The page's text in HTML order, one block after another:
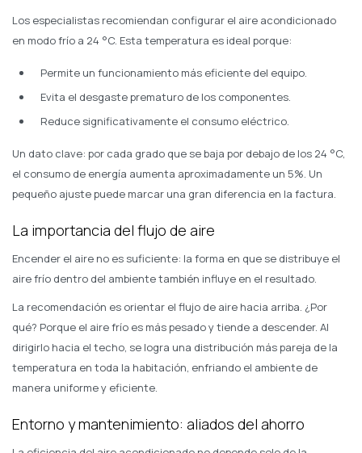
Los especialistas recomiendan configurar el aire acondicionado
en modo frío a 24 °C. Esta temperatura es ideal porque:
Permite un funcionamiento más eficiente del equipo.
Evita el desgaste prematuro de los componentes.
Reduce significativamente el consumo eléctrico.
Un dato clave: por cada grado que se baja por debajo de los 24 °C,
el consumo de energía aumenta aproximadamente un 5%. Un
pequeño ajuste puede marcar una gran diferencia en la factura.
La importancia del flujo de aire
Encender el aire no es suficiente: la forma en que se distribuye el
aire frío dentro del ambiente también influye en el resultado.
La recomendación es orientar el flujo de aire hacia arriba. ¿Por
qué? Porque el aire frío es más pesado y tiende a descender. Al
dirigirlo hacia el techo, se logra una distribución más pareja de la
temperatura en toda la habitación, enfriando el ambiente de
manera uniforme y eficiente.
Entorno y mantenimiento: aliados del ahorro